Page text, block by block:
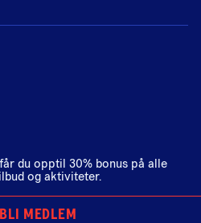
du opptil 30% bonus på alle
og aktiviteter.
BLI MEDLEM